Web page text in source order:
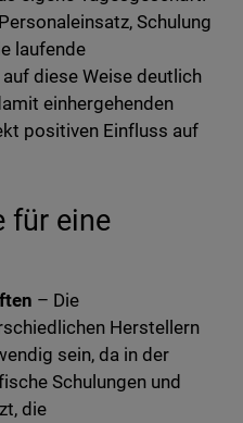
Schulung
laufende
diese Weise deutlich
einhergehenden
positiven Einfluss auf
für eine
– Die
Herstellern
sein, da in der
Schulungen und
die